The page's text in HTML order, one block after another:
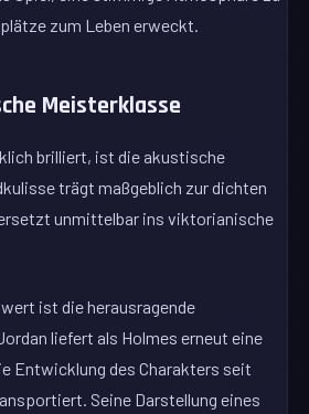
zum Leben erweckt.
Meisterklasse
brilliert, ist die akustische
trägt maßgeblich zur dichten
unmittelbar ins viktorianische
ist die herausragende
liefert als Holmes erneut eine
Entwicklung des Charakters seit
Seine Darstellung eines